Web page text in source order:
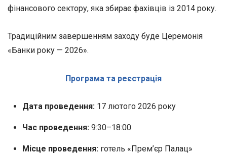
фінансового сектору, яка збирає фахівців із 2014 року.
Традиційним завершенням заходу буде Церемонія
«Банки року — 2026».
Програма та реєстрація
Дата проведення: 17 лютого 2026 року
Час проведення: 9:30–18:00
Місце проведення:готель «Прем’єр Палац»